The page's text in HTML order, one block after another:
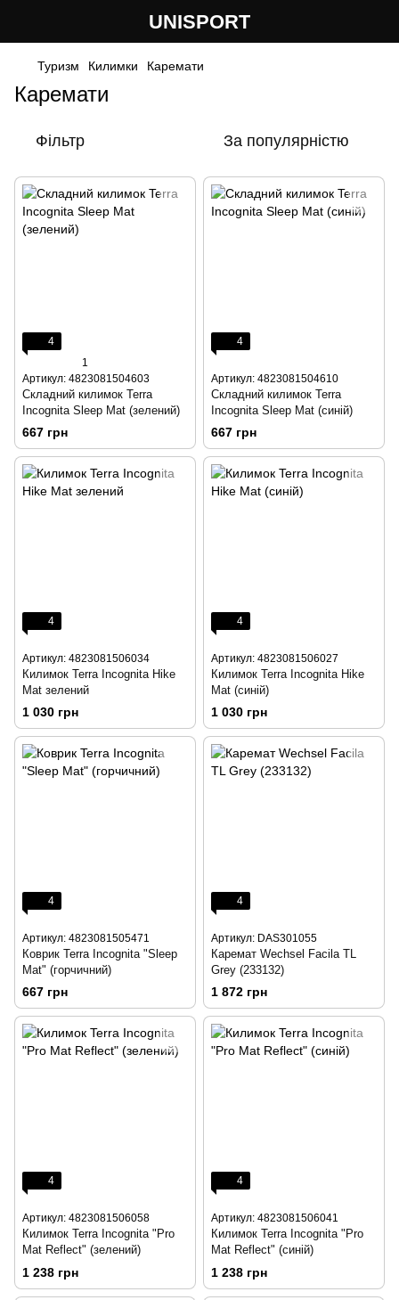
UNISPORT
Туризм Килимки Каремати
Каремати
Фільтр За популярністю
4
1
Артикул: 4823081504603
Складний килимок Terra
Incognita Sleep Mat (зелений)
667 грн
4
Артикул: 4823081504610
Складний килимок Terra
Incognita Sleep Mat (синій)
667 грн
4
Артикул: 4823081506034
Килимок Terra Incognita Hike
Mat зелений
1 030 грн
4
Артикул: 4823081506027
Килимок Terra Incognita Hike
Mat (синій)
1 030 грн
4
Артикул: 4823081505471
Коврик Terra Incognita "Sleep
Mat" (горчичний)
667 грн
4
Артикул: DAS301055
Каремат Wechsel Facila TL
Grey (233132)
1 872 грн
4
Артикул: 4823081506058
Килимок Terra Incognita "Pro
Mat Reflect" (зелений)
1 238 грн
4
Артикул: 4823081506041
Килимок Terra Incognita "Pro
Mat Reflect" (синій)
1 238 грн